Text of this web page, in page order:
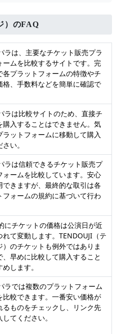
）のFAQ
ラは、主要なチケット販売プラ
ームを比較するサイトです。完
各プラットフォームの特徴やチ
格、手数料などを簡単に確認で
ラは比較サイトのため、直接チ
購入することはできません。気
ラットフォームに移動して購入
い。
ラは信頼できるチケット販売プ
ォームを比較しています。安心
できますが、最終的な取引は各
フォームの規約に基づいて行わ
にチケットの価格は公演日が近
れて変動します。TENDOUJI（テ
）のチケットも例外ではありま
、早めに比較して購入すること
します。
ラでは複数のプラットフォーム
比較できます。一番安い価格が
るものをチェックし、リンク先
てください。